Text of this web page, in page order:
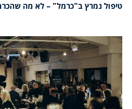
טיפול נמרץ ב"כרמל" – לא מה